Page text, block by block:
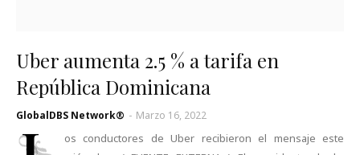
Uber aumenta 2.5 % a tarifa en
República Dominicana
GlobalDBS Network® - Marzo 16, 2022
os conductores de Uber recibieron el mensaje este